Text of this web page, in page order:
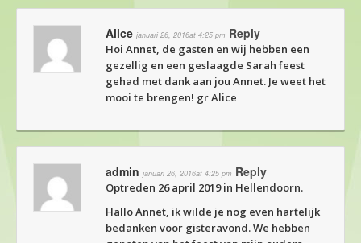
Alice januari 26, 2016at 4:25 pm Reply
Hoi Annet, de gasten en wij hebben een
gezellig en een geslaagde Sarah feest
gehad met dank aan jou Annet. Je weet het
mooi te brengen! gr Alice
admin januari 26, 2016at 4:25 pm Reply
Optreden 26 april 2019 in Hellendoorn.
Hallo Annet, ik wilde je nog even hartelijk
bedanken voor gisteravond. We hebben